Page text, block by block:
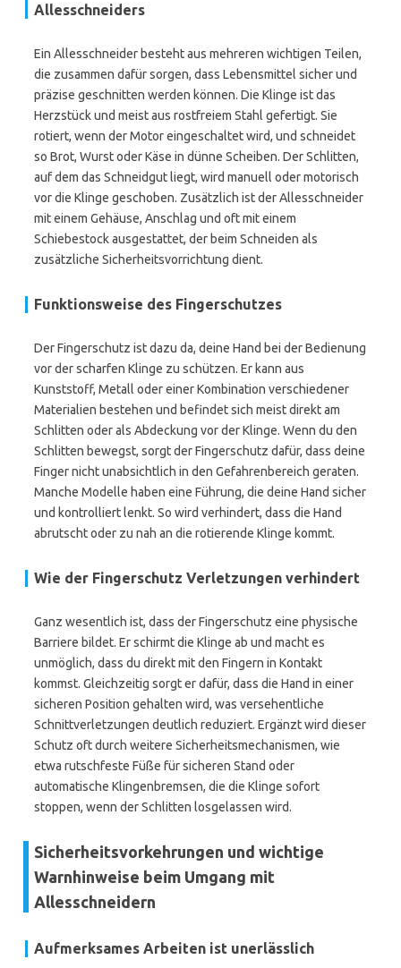
Allesschneiders
Ein Allesschneider besteht aus mehreren wichtigen Teilen,
die zusammen dafür sorgen, dass Lebensmittel sicher und
präzise geschnitten werden können. Die Klinge ist das
Herzstück und meist aus rostfreiem Stahl gefertigt. Sie
rotiert, wenn der Motor eingeschaltet wird, und schneidet
so Brot, Wurst oder Käse in dünne Scheiben. Der Schlitten,
auf dem das Schneidgut liegt, wird manuell oder motorisch
vor die Klinge geschoben. Zusätzlich ist der Allesschneider
mit einem Gehäuse, Anschlag und oft mit einem
Schiebestock ausgestattet, der beim Schneiden als
zusätzliche Sicherheitsvorrichtung dient.
Funktionsweise des Fingerschutzes
Der Fingerschutz ist dazu da, deine Hand bei der Bedienung
vor der scharfen Klinge zu schützen. Er kann aus
Kunststoff, Metall oder einer Kombination verschiedener
Materialien bestehen und befindet sich meist direkt am
Schlitten oder als Abdeckung vor der Klinge. Wenn du den
Schlitten bewegst, sorgt der Fingerschutz dafür, dass deine
Finger nicht unabsichtlich in den Gefahrenbereich geraten.
Manche Modelle haben eine Führung, die deine Hand sicher
und kontrolliert lenkt. So wird verhindert, dass die Hand
abrutscht oder zu nah an die rotierende Klinge kommt.
Wie der Fingerschutz Verletzungen verhindert
Ganz wesentlich ist, dass der Fingerschutz eine physische
Barriere bildet. Er schirmt die Klinge ab und macht es
unmöglich, dass du direkt mit den Fingern in Kontakt
kommst. Gleichzeitig sorgt er dafür, dass die Hand in einer
sicheren Position gehalten wird, was versehentliche
Schnittverletzungen deutlich reduziert. Ergänzt wird dieser
Schutz oft durch weitere Sicherheitsmechanismen, wie
etwa rutschfeste Füße für sicheren Stand oder
automatische Klingenbremsen, die die Klinge sofort
stoppen, wenn der Schlitten losgelassen wird.
Sicherheitsvorkehrungen und wichtige
Warnhinweise beim Umgang mit
Allesschneidern
Aufmerksames Arbeiten ist unerlässlich